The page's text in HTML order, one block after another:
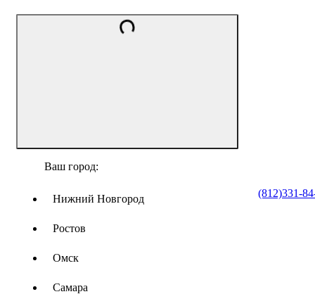
(812)331-
Ваш город:
Нижний Новгород
Ростов
Омск
Самара